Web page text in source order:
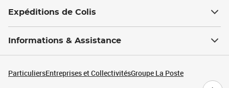
Expéditions de Colis
Informations & Assistance
ParticuliersEntreprises et CollectivitésGroupe La Poste